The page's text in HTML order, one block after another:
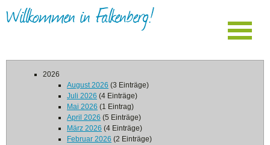
Willkommen in Falkenberg!
2026
August 2026 (3 Einträge)
Juli 2026 (4 Einträge)
Mai 2026 (1 Eintrag)
April 2026 (5 Einträge)
März 2026 (4 Einträge)
Februar 2026 (2 Einträge)